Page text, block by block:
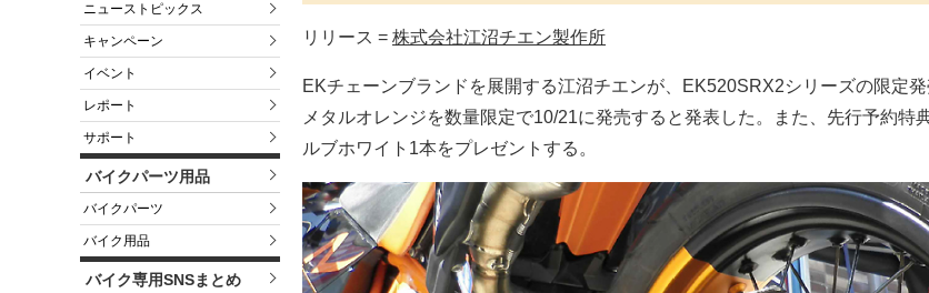
ニューストピックス
キャンペーン
イベント
レポート
サポート
バイクパーツ用品
バイクパーツ
バイク用品
バイク専用SNSまとめ
リリース = 株式会社江沼チエン製作所
EKチェーンブランドを展開する江沼チエンが、EK520SRX2シリーズの限定
メタルオレンジを数量限定で10/21に発売すると発表した。また、先行予約特
ルブホワイト1本をプレゼントする。